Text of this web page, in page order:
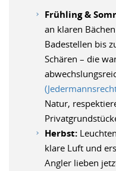
Frühling &
an klaren
Badestellen bis
Schären – die
Natur,
Herbst:
klare Luft und
Angler lieben